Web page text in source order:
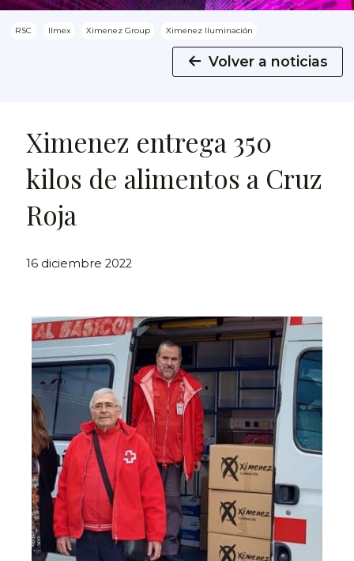
RSC Ilmex Ximenez Group Ximenez Iluminación
Volver a noticias
Ximenez entrega 350
kilos de alimentos a Cruz
Roja
16 diciembre 2022